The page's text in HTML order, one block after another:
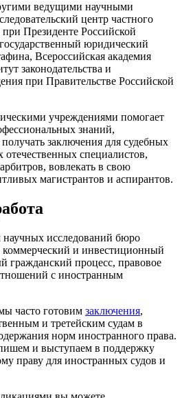
ведущими научными
центр частного
Президенте Российской
юридический
Всероссийская академия
законодательства и
при Правительстве Российской
учреждениями помогает
знаний,
заключения для судебных
отечественных специалистов,
вовлекать в свою
магистрантов и аспирантов.
исследований бюро
и инвестиционный
гражданский процесс, правовое
с иностранным
часто готовим заключения,
и третейским судам в
норм иностранного права.
и выступаем в поддержку
праву для иностранных судов и